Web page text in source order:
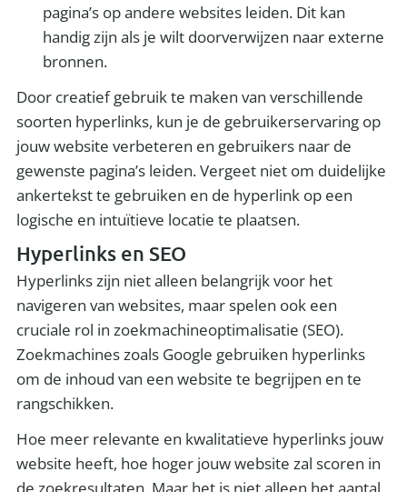
pagina’s op andere websites leiden. Dit kan
handig zijn als je wilt doorverwijzen naar externe
bronnen.
Door creatief gebruik te maken van verschillende
soorten hyperlinks, kun je de gebruikerservaring op
jouw website verbeteren en gebruikers naar de
gewenste pagina’s leiden. Vergeet niet om duidelijke
ankertekst te gebruiken en de hyperlink op een
logische en intuïtieve locatie te plaatsen.
Hyperlinks en SEO
Hyperlinks zijn niet alleen belangrijk voor het
navigeren van websites, maar spelen ook een
cruciale rol in zoekmachineoptimalisatie (SEO).
Zoekmachines zoals Google gebruiken hyperlinks
om de inhoud van een website te begrijpen en te
rangschikken.
Hoe meer relevante en kwalitatieve hyperlinks jouw
website heeft, hoe hoger jouw website zal scoren in